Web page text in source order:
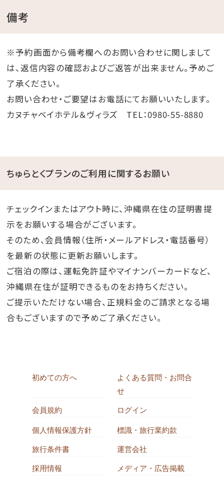
備考
※予約画面から備考欄へのお問い合わせに関しまして
は、返信内容の確認およびご返答が出来ません。予めご
了承ください。
お問い合わせ・ご要望はお電話にてお願いいたします。
カヌチャベイホテル＆ヴィラズ TEL：0980-55-8880
ちゅらとくプランのご利用に関するお願い
チェックインまたはアウト時に、沖縄県在住の証明書提
示をお願いする場合がございます。
そのため、会員情報（住所・メールアドレス・電話番号）
を最新の状態に更新お願いします。
ご宿泊の際は、運転免許証やマイナンバーカードなど、
沖縄県在住が証明できるものをお持ちください。
ご提示いただけない場合、正規料金のご請求となる場
合もございますので予めご了承ください。
初めての方へ
よくある質問・お問合
せ
会員規約 ログイン
個人情報保護方針 標識・旅行業約款
旅行条件書 運営会社
採用情報 メディア・広告掲載